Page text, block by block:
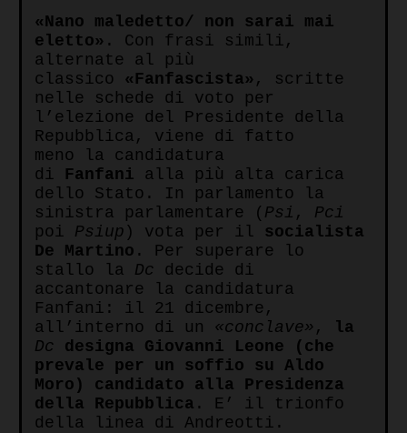
«Nano maledetto/ non sarai mai
eletto» . Con frasi simili,
alternate al più
classico «Fanfascista» , scritte
nelle schede di voto per
l’elezione del Presidente della
Repubblica, viene di fatto
meno la candidatura
di Fanfani alla più alta carica
dello Stato. In parlamento la
sinistra parlamentare ( Psi , Pci
poi Psiup ) vota per il socialista
De Martino . Per superare lo
stallo la Dc decide di
accantonare la candidatura
Fanfani: il 21 dicembre,
all’interno di un «conclave» , la
Dc designa Giovanni Leone (che
prevale per un soffio su Aldo
Moro) candidato alla Presidenza
della Repubblica . E’ il trionfo
della linea di Andreotti.